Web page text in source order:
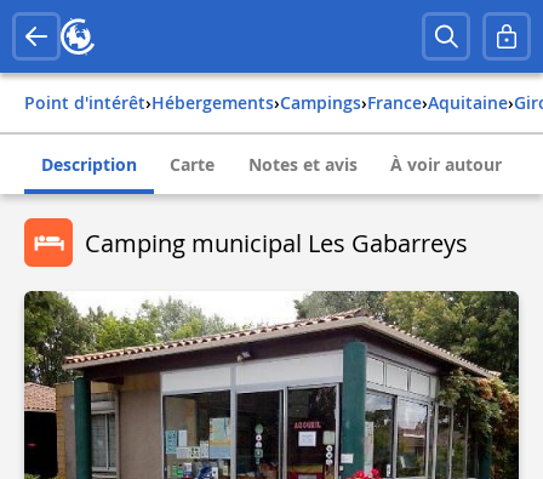
Point d'intérêt› Hébergements› Campings› france› aquitaine›
Description Carte Notes et avis À voir autour
Camping municipal Les Gabarreys